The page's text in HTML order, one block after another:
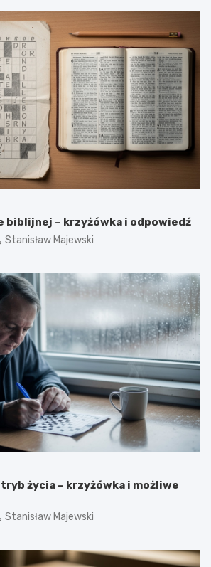
biblijnej – krzyżówka i odpowiedź
Stanisław Majewski
życia – krzyżówka i możliwe
Stanisław Majewski